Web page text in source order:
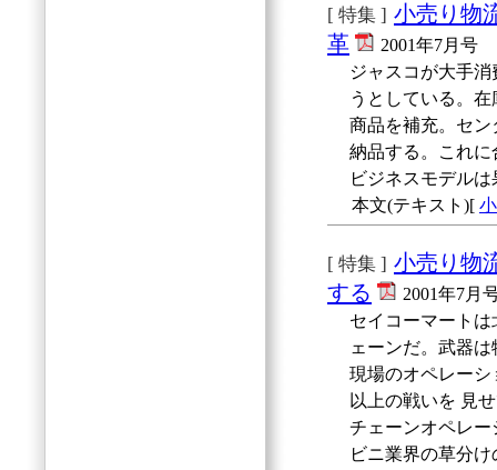
[ 特集 ] 小売り物
革
2001年7月号
ジャスコが大手
うとしている。
商品を補充。セ
納品する。これ
ビジネスモデル
本文(テキスト)[
[ 特集 ] 小売り物
する
2001年7月
セイコーマート
ェーンだ。武器
現場のオペレー
以上の戦いを 見
チェーンオペレ
ビニ業界の草分